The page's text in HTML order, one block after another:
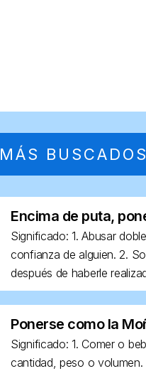
MÁS BUSCADOS
Encima de puta,
Significado: 1. Abusar
confianza de alguien. 2.
después de haberle
Ponerse como la
Significado: 1. Comer o
cantidad, peso o volumen.